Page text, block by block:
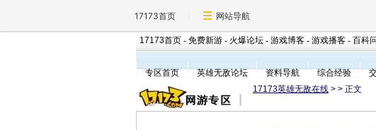
17173首页 网站导航
17173首页 - 免费新游 - 火爆论坛 - 游戏博客 - 游戏播客 - 百科
专区首页
英雄无敌论坛 资料导航 综合经验
17173英雄无敌在线 > > 正文